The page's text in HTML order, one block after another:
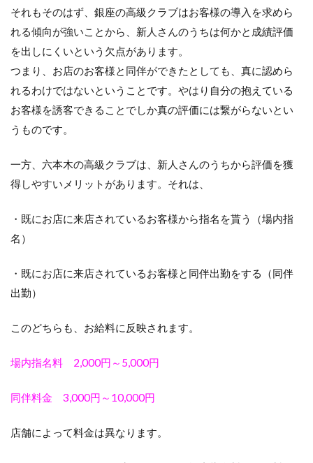
六本
木の
クラ
ブが
こと
をご
です
それもそのはず、銀座の高級クラブはお客様の導入を求めら
れる傾向が強いことから、新人さんのうちは何かと成績評価
を出しにくいという欠点があります。
つまり、お店のお客様と同伴ができたとしても、真に認めら
れるわけではないということです。やはり自分の抱えている
お客様を誘客できることでしか真の評価には繋がらないとい
うものです。
一方、六本木の高級クラブは、新人さんのうちから評価を獲
得しやすいメリットがあります。それは、
・既にお店に来店されているお客様から指名を貰う（場内指
名）
・既にお店に来店されているお客様と同伴出勤をする（同伴
出勤）
このどちらも、お給料に反映されます。
場内指名料 2,000円～5,000円
同伴料金 3,000円～10,000円
店舗によって料金は異なります。